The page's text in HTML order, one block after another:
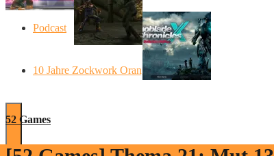
Podcast
10 Jahre Zockwork Orange
52 Games